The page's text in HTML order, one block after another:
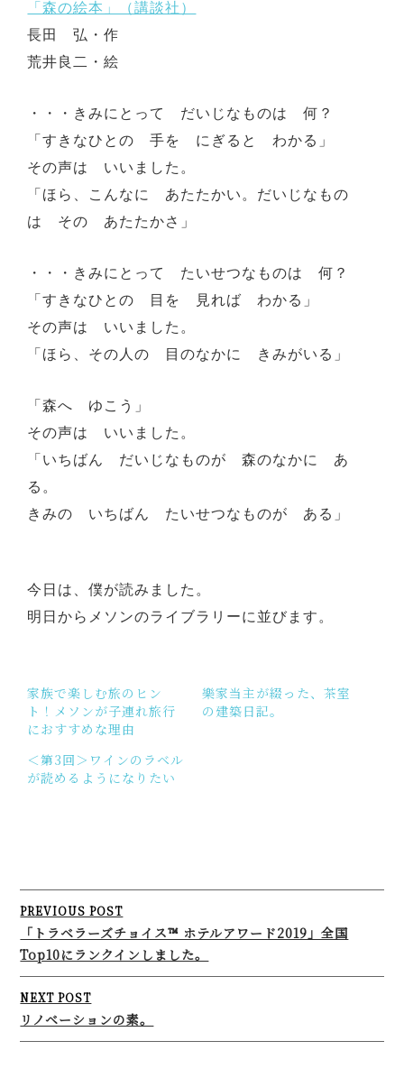
「森の絵本」（講談社）
長田 弘・作
荒井良二・絵
・・・きみにとって だいじなものは 何？
「すきなひとの 手を にぎると わかる」
その声は いいました。
「ほら、こんなに あたたかい。だいじなもの
は その あたたかさ」
・・・きみにとって たいせつなものは 何？
「すきなひとの 目を 見れば わかる」
その声は いいました。
「ほら、その人の 目のなかに きみがいる」
「森へ ゆこう」
その声は いいました。
「いちばん だいじなものが 森のなかに あ
る。
きみの いちばん たいせつなものが ある」
今日は、僕が読みました。
明日からメソンのライブラリーに並びます。
家族で楽しむ旅のヒン
ト！メソンが子連れ旅行
におすすめな理由
樂家当主が綴った、茶室
の建築日記。
＜第3回＞ワインのラベル
が読めるようになりたい
Post
navigation
PREVIOUS POST
「トラベラーズチョイス™ ホテルアワード2019」全国
Top10にランクインしました。
NEXT POST
リノベーションの素。